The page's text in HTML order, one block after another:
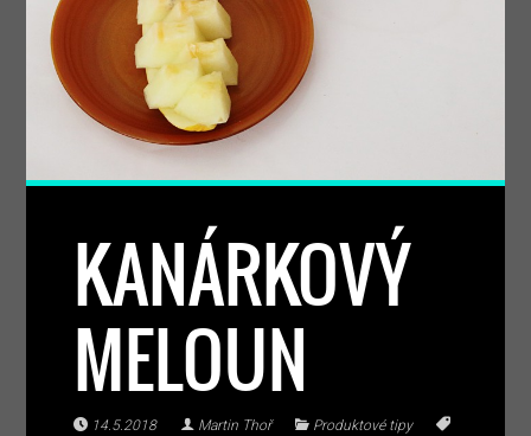
KANÁRKOVÝ
MELOUN
14.5.2018 Martin Thoř
Produktové tipy